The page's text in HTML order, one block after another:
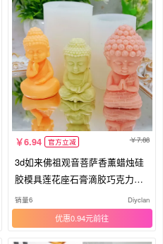
6.94 官方立减 7.88
3d如来佛祖观音菩萨香薰蜡烛硅
胶模具莲花座石膏滴胶巧克力矽
胶模
销量6 Diyclan
优惠0.94元